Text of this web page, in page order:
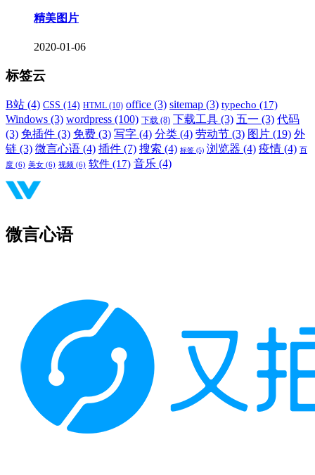
精美图片
2020-01-06
标签云
B站 (4) CSS (14) HTML (10) office (3) sitemap (3) typecho (17)
Windows (3) wordpress (100) 下载 (8) 下载工具 (3) 五一 (3) 代码
(3) 免插件 (3) 免费 (3) 写字 (4) 分类 (4) 劳动节 (3) 图片 (19) 外
链 (3) 微言心语 (4) 插件 (7) 搜索 (4) 标签 (5) 浏览器 (4) 疫情 (4) 百
度 (6) 美女 (6) 视频 (6) 软件 (17) 音乐 (4)
微言心语